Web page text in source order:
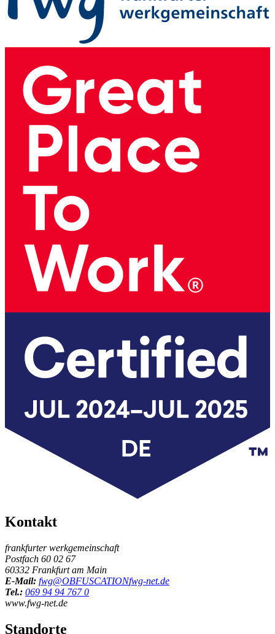
Kontakt
frankfurter werkgemeinschaft
Postfach 60 02 67
60332 Frankfurt am Main
E-Mail: fwg@OBFUSCATIONfwg-net.de
Tel.: 069 94 94 767 0
www.fwg-net.de
Standorte